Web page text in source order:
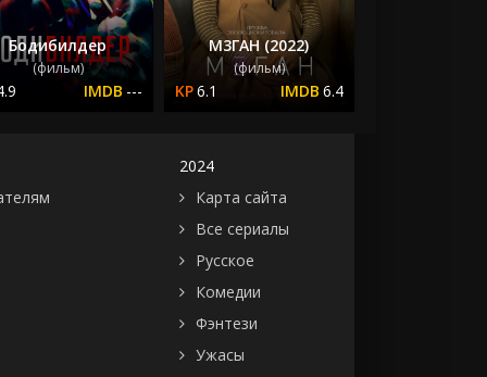
Бодибилдер
(фильм)
---
М3ГАН (2022)
(фильм)
6.1 6.4
2024
Карта сайта
Все сериалы
Русское
Комедии
Фэнтези
Ужасы